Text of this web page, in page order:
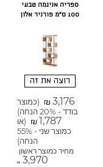
ספריה אניגמה טבעי
100 ס"מ פורניר אלון
רוצה את זה
₪ 3,176
(כמוצר
בודד - 20% הנחה)
₪ 1,787
(או
כמוצר שני - 55%
הנחה)
מחיר כמוצר ראשון
₪ 3,970